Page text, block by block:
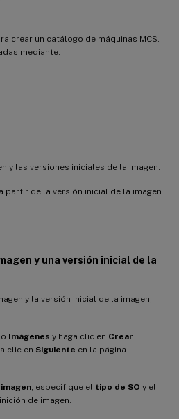
crear un catálogo de máquinas MCS.
mediante:
y las versiones iniciales de la imagen.
partir de la versión inicial de la imagen.
y una versión inicial de la
y la versión inicial de la imagen,
Imágenes y haga clic en Crear
clic en Siguiente en la página
, especifique el tipo de SO y el
de imagen.